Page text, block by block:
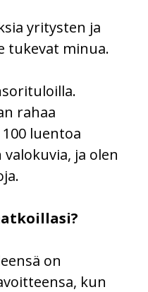
yritysten ja
tukevat minua.
rahaa
luentoa
ja olen
on
kun